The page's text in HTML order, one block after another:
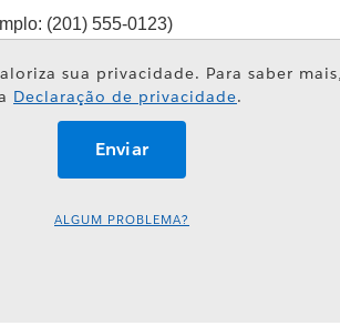
sua privacidade. Para saber mais,
Declaração de privacidade.
ALGUM PROBLEMA?